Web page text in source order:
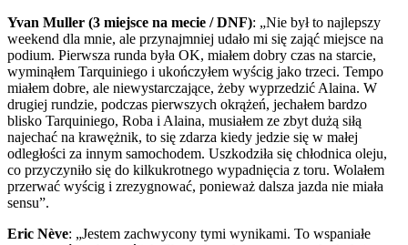
Yvan Muller (3 miejsce na mecie / DNF): „Nie był to najlepszy
weekend dla mnie, ale przynajmniej udało mi się zająć miejsce na
podium. Pierwsza runda była OK, miałem dobry czas na starcie,
wyminąłem Tarquiniego i ukończyłem wyścig jako trzeci. Tempo
miałem dobre, ale niewystarczające, żeby wyprzedzić Alaina. W
drugiej rundzie, podczas pierwszych okrążeń, jechałem bardzo
blisko Tarquiniego, Roba i Alaina, musiałem ze zbyt dużą siłą
najechać na krawężnik, to się zdarza kiedy jedzie się w małej
odległości za innym samochodem. Uszkodziła się chłodnica oleju,
co przyczyniło się do kilkukrotnego wypadnięcia z toru. Wolałem
przerwać wyścig i zrezygnować, ponieważ dalsza jazda nie miała
sensu”.
Eric Nève: „Jestem zachwycony tymi wynikami. To wspaniałe